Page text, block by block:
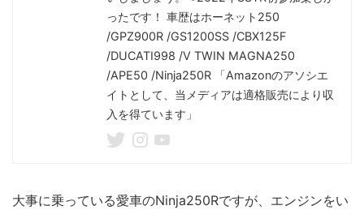
ったです！ 車歴はホーネット250
/GPZ900R /GS1200SS /CBX125F
/DUCATI998 /V TWIN MAGNA250
/APE50 /Ninja250R 「Amazonのアソシエ
イトとして、当メディアは適格販売により収
入を得ています」
大事に乗っている愛車のNinja250Rですが、エンジンをい